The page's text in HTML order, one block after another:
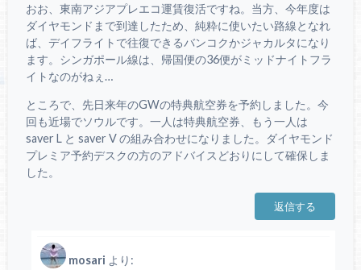
おお、東南アジアプレエコ運賃復活ですね。当方、今年度は
ダイヤモンドまで到達したため、純粋に使いたい路線となれ
ば、デイフライトで往復できるバンコクかジャカルタになり
ます。シンガポール線は、帰国便の36便がミッドナイトフラ
イトなのがねぇ…
ところで、先日来年のGWの特典航空券を予約しました。今
回も近場でソウルです。一人は特典航空券、もう一人は
saver L と saver V の組み合わせになりました。ダイヤモンド
プレミア予約デスクの方のアドバイスどおりにして確保しま
した。
返信する
mosari より: